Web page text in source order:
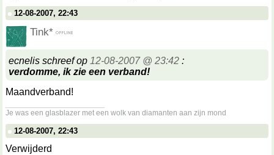
12-08-2007, 22:43
Tink*
ecnelis schreef op 12-08-2007 @ 23:42 :
verdomme, ik zie een verband!
Maandverband!
Je was een glasblazer met een wolk van diamanten aan zijn mond
12-08-2007, 22:43
Verwijderd